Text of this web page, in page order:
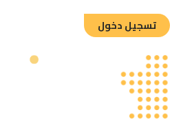
تسجيل دخول